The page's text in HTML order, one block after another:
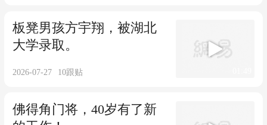
板凳男孩方宇翔，被湖北
大学录取。
2026-07-27 10跟贴
佛得角门将，40岁有了新